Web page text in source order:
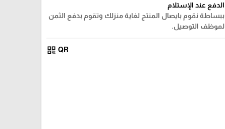
الدفع عند الإستلام
ببساطة نقوم بايصال المنتج لغاية منزلك وتقوم بدفع الثمن
لموظف التوصيل.
QR
qr_code